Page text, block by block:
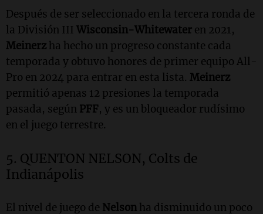
Después de ser seleccionado en la tercera ronda de
la División III Wisconsin-Whitewater en 2021,
Meinerz ha hecho un progreso constante cada
temporada y obtuvo honores de primer equipo All-
Pro en 2024 para entrar en esta lista. Meinerz
permitió apenas 12 presiones la temporada
pasada, según PFF, y es un bloqueador rudísimo
en el juego terrestre.
5. QUENTON NELSON, Colts de
Indianápolis
El nivel de juego de Nelson ha disminuido un poco